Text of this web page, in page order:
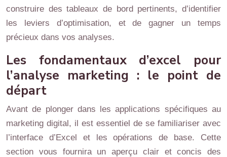
construire des tableaux de bord pertinents, d’identifier
les leviers d’optimisation, et de gagner un temps
précieux dans vos analyses.
Les fondamentaux d’excel pour
l’analyse marketing : le point de
départ
Avant de plonger dans les applications spécifiques au
marketing digital, il est essentiel de se familiariser avec
l’interface d’Excel et les opérations de base. Cette
section vous fournira un aperçu clair et concis des